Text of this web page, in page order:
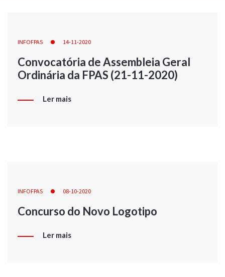
INFOFPAS 14-11-2020
Convocatória de Assembleia Geral
Ordinária da FPAS (21-11-2020)
Ler mais
INFOFPAS 08-10-2020
Concurso do Novo Logotipo
Ler mais